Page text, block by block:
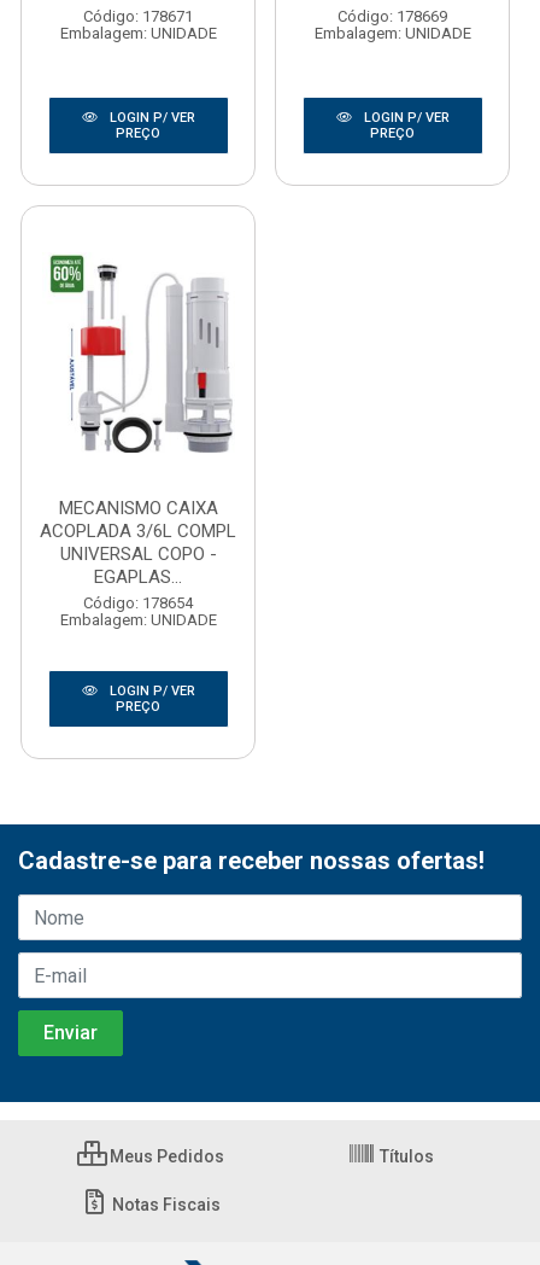
Código: 178671
Embalagem: UNIDADE
LOGIN P/ VER
PREÇO
Código: 178669
Embalagem: UNIDADE
LOGIN P/ VER
PREÇO
MECANISMO CAIXA
ACOPLADA 3/6L COMPL
UNIVERSAL COPO -
EGAPLAS...
Código: 178654
Embalagem: UNIDADE
LOGIN P/ VER
PREÇO
Cadastre-se para receber nossas ofertas!
Meus Pedidos Títulos
Notas Fiscais